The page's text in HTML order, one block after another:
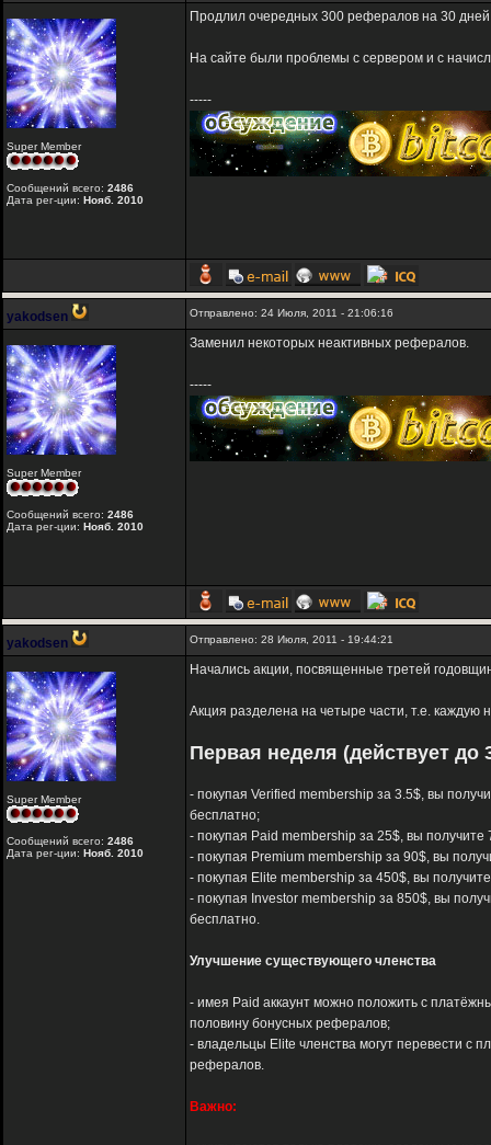
Super Member
Сообщений всего: 2486
Дата рег-ции: Нояб. 2010
Продлил очередных 300 рефералов на 30
На сайте были проблемы с сервером и с
-----
yakodsen Отправлено: 24 Июля, 2011 - 21:06:16
Super Member
Сообщений всего: 2486
Дата рег-ции: Нояб. 2010
Заменил некоторых неактивных рефералов.
-----
yakodsen Отправлено: 28 Июля, 2011 - 19:44:21
Super Member
Сообщений всего: 2486
Дата рег-ции: Нояб. 2010
Начались акции, посвященные третей
Акция разделена на четыре части, т.е.
Первая неделя (действует до
- покупая Verified membership за 3.5$, вы
бесплатно;
- покупая Paid membership за 25$, вы
- покупая Premium membership за 90$, вы
- покупая Elite membership за 450$, вы
- покупая Investor membership за 850$, вы
бесплатно.
Улучшение существующего членства
- имея Paid аккаунт можно положить с
половину бонусных рефералов;
- владельцы Elite членства могут перевести с
рефералов.
Важно: